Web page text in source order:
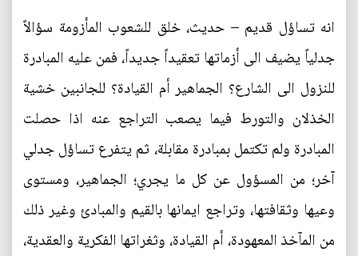
انه تساؤل قديم – حديث، خلق للشعوب المأزومة سؤالاً
جدلياً يضيف الى أزماتها تعقيداً جديداً، فمن عليه المبادرة
للنزول الى الشارع؟ الجماهير أم القيادة؟ للجانبين خشية
الخذلان والتورط فيما يصعب التراجع عنه اذا حصلت
المبادرة ولم تكتمل بمبادرة مقابلة، ثم يتفرع تساؤل جدلي
آخر؛ من المسؤول عن كل ما يجري؛ الجماهير، ومستوى
وعيها وثقافتها، وتراجع ايمانها بالقيم والمبادئ وغير ذلك
من المآخذ المعهودة، أم القيادة، وثغراتها الفكرية والعقدية،